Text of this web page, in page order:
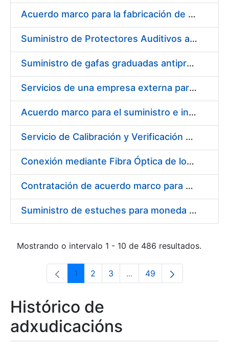
Acuerdo marco para la fabricación de piezas
Suministro de Protectores Auditivos a medida para las personas trabajadoras de los Centros de Trabajo de Madrid y Burgos
Suministro de gafas graduadas antiproyecciones para los trabajadores de la FNMT-RCM en los centros de trabajo de Madrid y Burgos
Servicios de una empresa externa para el asesoramiento y resolución de los recursos de alzada que se presentan relacionados con procesos de selección para la FNMT-RCM
Acuerdo marco para el suministro e instalación de persianas, estores y otros complementos
Servicio de Calibración y Verificación Externa de los Equipos de Medición del Servicio de Prevención de la FNMT-RCM
Conexión mediante Fibra Óptica de los Centros de Proceso de Datos (CPDs) de las sedes de la FNMT-RCM de Burgos y Madrid
Contratación de acuerdo marco para el Suministro de Material de Electricidad para la Fábrica Nacional de Moneda y Timbre-Real Casa de la Moneda en su centro de trabajo de Burgos
Suministro de estuches para moneda de 30 €
Mostrando o intervalo 1 - 10 de 486 resultados.
Páxina
1 Páxina
2 Páxina
3 ...Páxinas intermedias Use
Páxina
49
Histórico de
adxudicacións